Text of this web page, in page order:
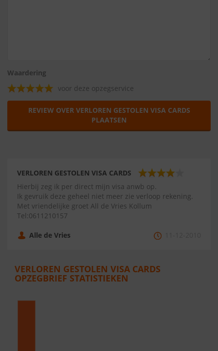
Waardering
voor deze opzegservice
REVIEW OVER VERLOREN GESTOLEN VISA CARDS
PLAATSEN
VERLOREN GESTOLEN VISA CARDS
Hierbij zeg ik per direct mijn visa anwb op.
Ik gevruik deze geheel niet meer zie verloop rekening.
Met vriendelijke groet All de Vries Kollum
Tel:0611210157
Alle de Vries
VERLOREN GESTOLEN VISA CARDS
OPZEGBRIEF STATISTIEKEN